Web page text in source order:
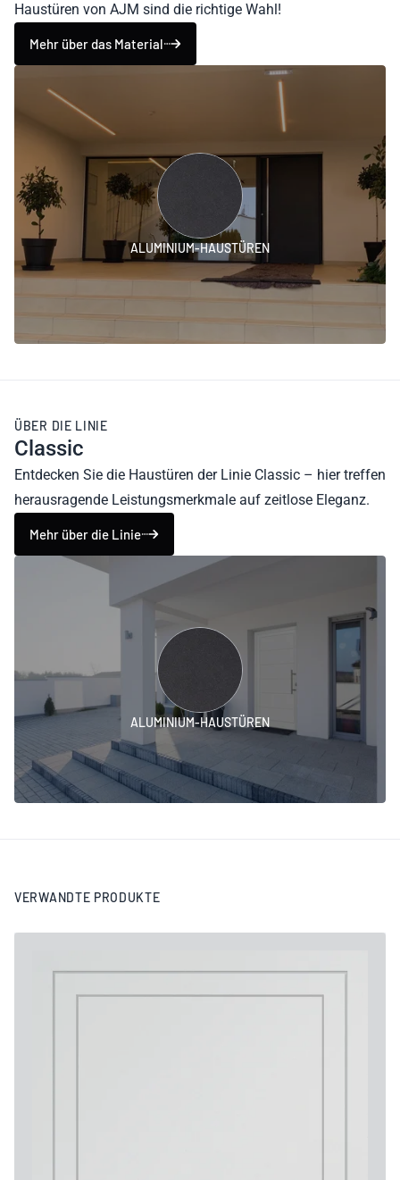
Haustüren von AJM sind die richtige Wahl!
Mehr über das Material
ALUMINIUM-HAUSTÜREN
ÜBER DIE LINIE
Classic
Entdecken Sie die Haustüren der Linie Classic – hier treffen
herausragende Leistungsmerkmale auf zeitlose Eleganz.
Mehr über die Linie
ALUMINIUM-HAUSTÜREN
VERWANDTE PRODUKTE